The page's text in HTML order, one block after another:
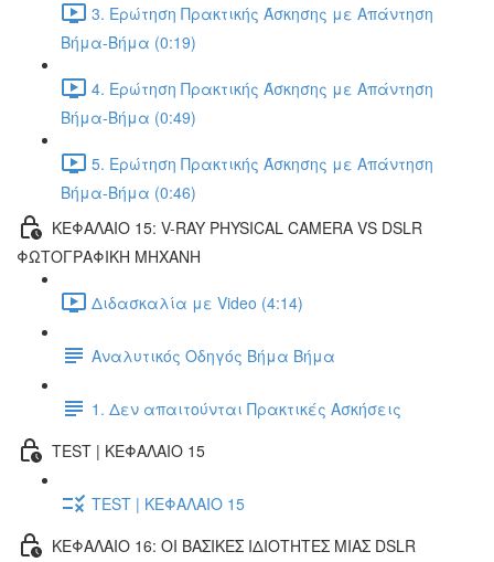
3. Ερώτηση Πρακτικής Άσκησης με Απάντηση
Βήμα-Βήμα (0:19)
4. Ερώτηση Πρακτικής Άσκησης με Απάντηση
Βήμα-Βήμα (0:49)
5. Ερώτηση Πρακτικής Άσκησης με Απάντηση
Βήμα-Βήμα (0:46)
ΚΕΦΑΛΑΙΟ 15: V-RAY PHYSICAL CAMERA VS DSLR
ΦΩΤΟΓΡΑΦΙΚΗ ΜΗΧΑΝΗ
Διδασκαλία με Video (4:14)
Αναλυτικός Οδηγός Βήμα Βήμα
1. Δεν απαιτούνται Πρακτικές Ασκήσεις
TEST | ΚΕΦΑΛΑΙΟ 15
TEST | ΚΕΦΑΛΑΙΟ 15
ΚΕΦΑΛΑΙΟ 16: ΟΙ ΒΑΣΙΚΕΣ ΙΔΙΟΤΗΤΕΣ ΜΙΑΣ DSLR